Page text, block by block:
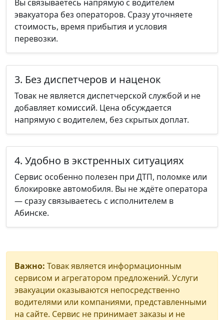
Вы связываетесь напрямую с водителем
эвакуатора без операторов. Сразу уточняете
стоимость, время прибытия и условия
перевозки.
3. Без диспетчеров и наценок
Товак не является диспетчерской службой и не
добавляет комиссий. Цена обсуждается
напрямую с водителем, без скрытых доплат.
4. Удобно в экстренных ситуациях
Сервис особенно полезен при ДТП, поломке или
блокировке автомобиля. Вы не ждёте оператора
— сразу связываетесь с исполнителем в
Абинске.
Важно: Товак является информационным
сервисом и агрегатором предложений. Услуги
эвакуации оказываются непосредственно
водителями или компаниями, представленными
на сайте. Сервис не принимает заказы и не